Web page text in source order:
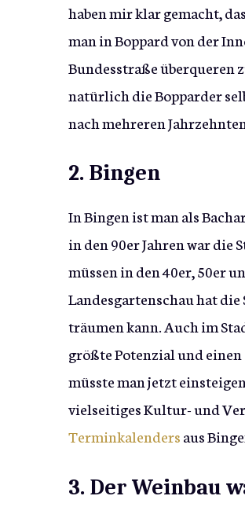
haben mir klar gemacht,
man in Boppard von der
Bundesstraße überqueren
natürlich die Bopparder
nach mehreren
2. Bingen
In Bingen ist man als
in den 90er Jahren war
müssen in den 40er, 50er
Landesgartenschau hat
träumen kann. Auch im
größte Potenzial und
müsste man jetzt
vielseitiges Kultur- und
Terminkalendersaus
3. Der Weinbau